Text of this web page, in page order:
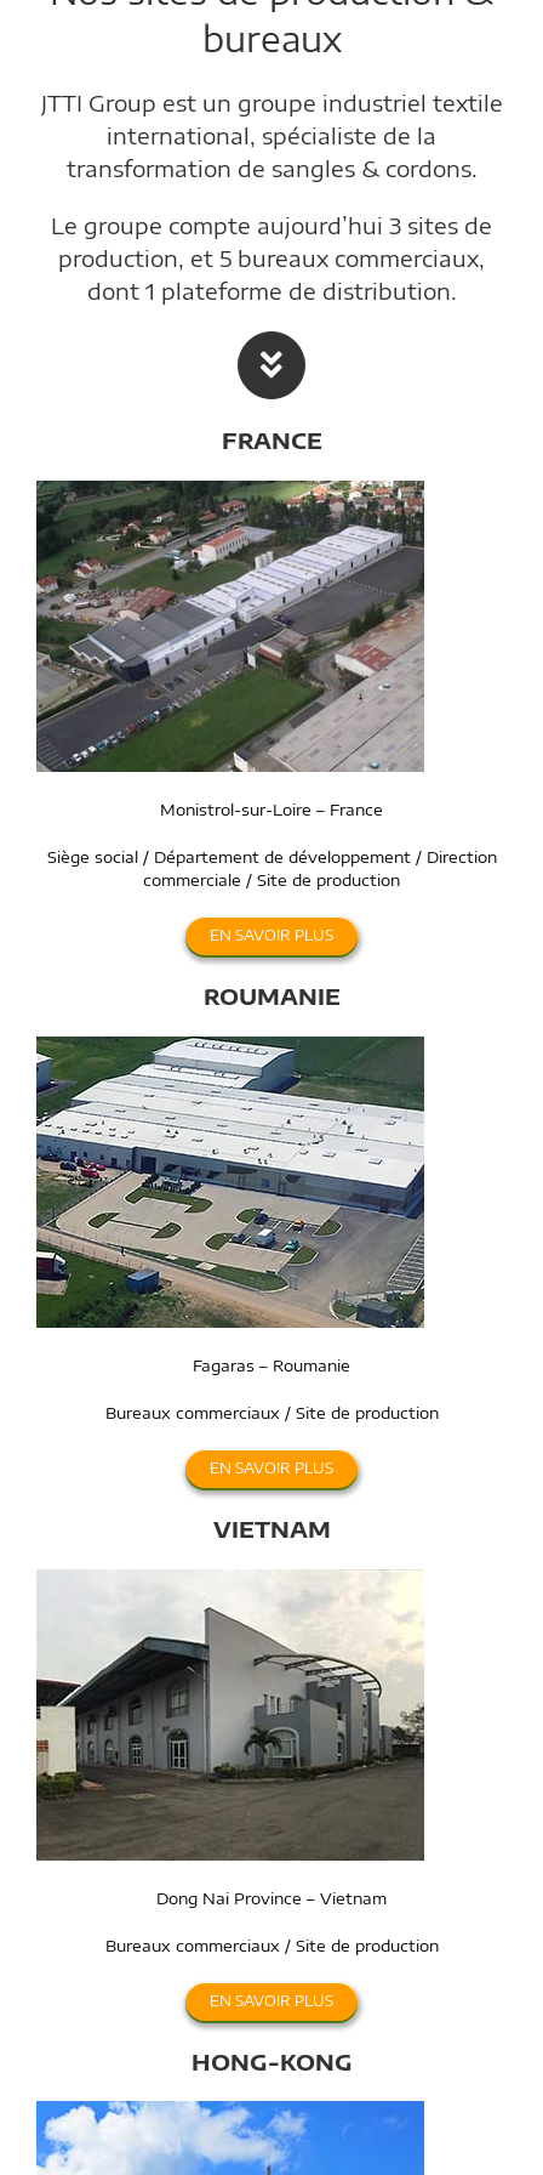
bureaux
JTTI Group est un groupe industriel textile
international, spécialiste de la
transformation de sangles & cordons.
Le groupe compte aujourd’hui 3 sites de
production, et 5 bureaux commerciaux,
dont 1 plateforme de distribution.
FRANCE
Monistrol-sur-Loire – France
Siège social / Département de développement / Direction
commerciale / Site de production
EN SAVOIR PLUS
ROUMANIE
Fagaras – Roumanie
Bureaux commerciaux / Site de production
EN SAVOIR PLUS
VIETNAM
Dong Nai Province – Vietnam
Bureaux commerciaux / Site de production
EN SAVOIR PLUS
HONG-KONG